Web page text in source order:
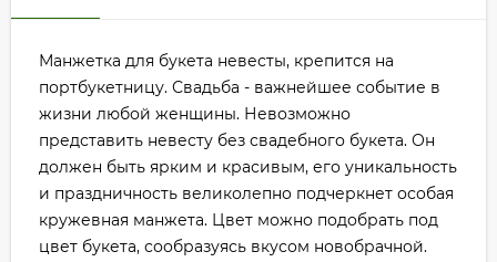
Манжетка для букета невесты, крепится на
портбукетницу. Свадьба - важнейшее событие в
жизни любой женщины. Невозможно
представить невесту без свадебного букета. Он
должен быть ярким и красивым, его уникальность
и праздничность великолепно подчеркнет особая
кружевная манжета. Цвет можно подобрать под
цвет букета, сообразуясь вкусом новобрачной.